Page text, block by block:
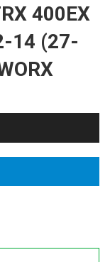
400EX
14 (27-